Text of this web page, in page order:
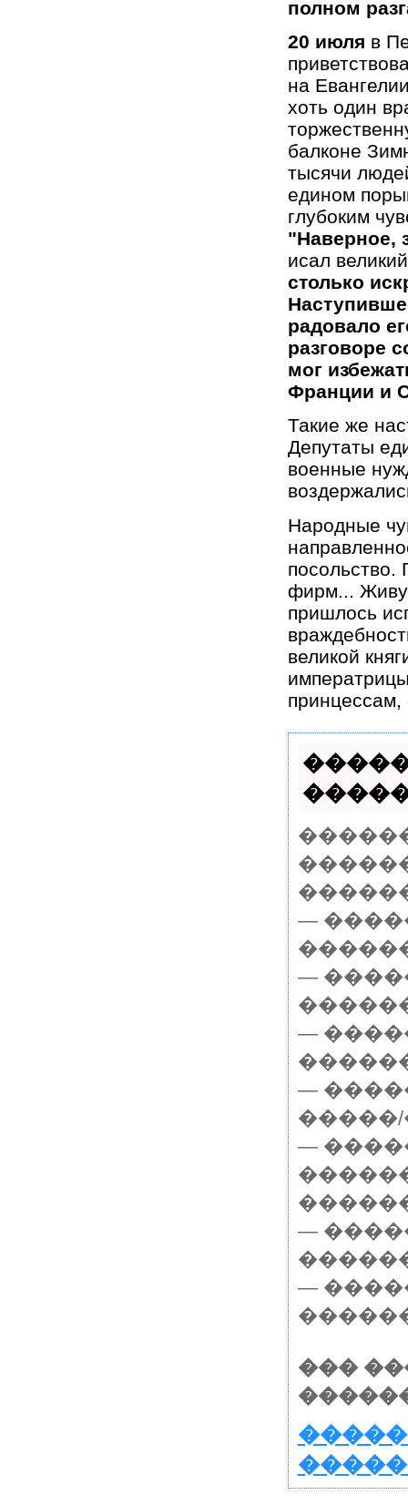
полном
20 июля в
на
хоть один
балконе
тысячи
едином
глубоким
"Наверное,
исал
столько
радовало
разговоре
мог
Франции и
Такие же
Депутаты
военные
Народные
посольство.
фирм...
пришлось
великой
принцессам,
������
—
—
—
—
—
—
—
���